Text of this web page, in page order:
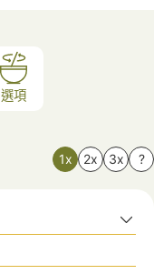
選項
1x 2x 3x ?